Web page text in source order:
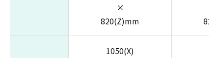
×
820(Z)mm
1050(X)